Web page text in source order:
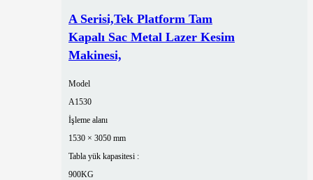
A Serisi,Tek Platform Tam
Kapalı Sac Metal Lazer Kesim
Makinesi,
Model
A1530
İşleme alanı
1530 × 3050 mm
Tabla yük kapasitesi :
900KG